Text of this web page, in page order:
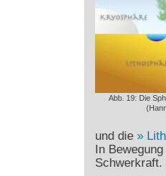
Abb. 19: Die
und die
In